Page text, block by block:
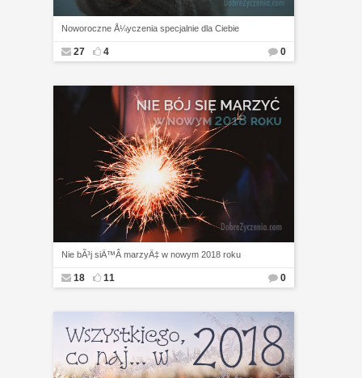
Noworoczne Å¼yczenia specjalnie dla Ciebie
27 4 0
Nie bÃ³j siÄ™Â marzyÄ‡ w nowym 2018 roku
18 11 0